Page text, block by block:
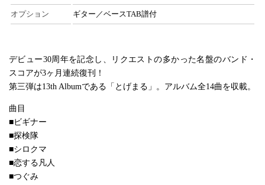
オプション ギター／ベースTAB譜付
デビュー30周年を記念し、リクエストの多かった名盤のバンド・
スコアが3ヶ月連続復刊！
第三弾は13th Albumである「とげまる」。アルバム全14曲を収載。
曲目
■ビギナー
■探検隊
■シロクマ
■恋する凡人
■つぐみ